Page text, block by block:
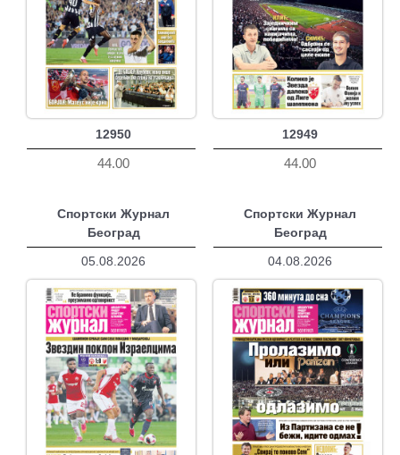
12950
44.00
12949
44.00
Спортски Журнал
Београд
05.08.2026
Спортски Журнал
Београд
04.08.2026